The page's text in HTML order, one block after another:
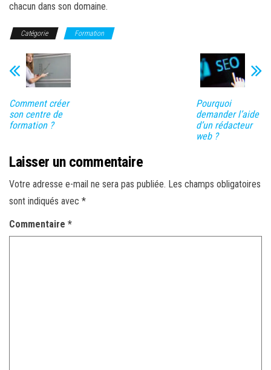
chacun dans son domaine.
Catégorie Formation
Comment créer
son centre de
formation ?
Pourquoi
demander l’aide
d’un rédacteur
web ?
Laisser un commentaire
Votre adresse e-mail ne sera pas publiée. Les champs obligatoires
sont indiqués avec *
Commentaire *